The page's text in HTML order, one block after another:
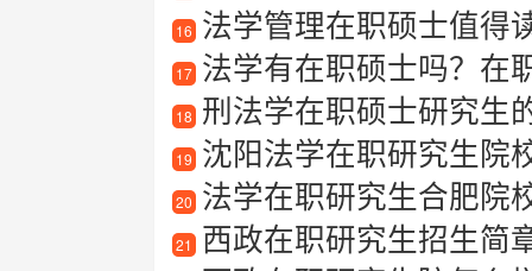
16 法学管理在职硕士值得
17 法学有在职硕士吗？在
18 刑法学在职硕士研究生
19 沈阳法学在职研究生院
20 法学在职研究生合肥院
21
西政在职研究生招生简